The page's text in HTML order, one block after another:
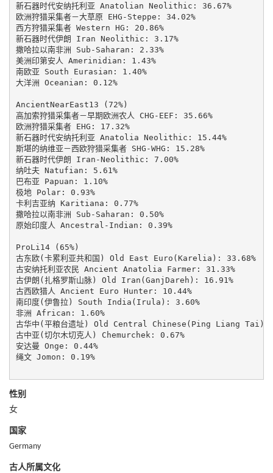
新石器时代安纳托利亚 Anatolian Neolithic: 36.67%
欧洲狩猎采集者－大草原 EHG-Steppe: 34.02%
西方狩猎采集者 Western HG: 20.86%
新石器时代伊朗 Iran Neolithic: 3.17%
撒哈拉以南非洲 Sub-Saharan: 2.33%
美洲印第安人 Amerinidian: 1.43%
南欧亚 South Eurasian: 1.40%
大洋洲 Oceanian: 0.12%
AncientNearEast13 (72%)
高加索狩猎采集者－早期欧洲农人 CHG-EEF: 35.66%
欧洲狩猎采集者 EHG: 17.32%
新石器时代安纳托利亚 Anatolia Neolithic: 15.44%
斯堪的纳维亚－西欧狩猎采集者 SHG-WHG: 15.28%
新石器时代伊朗 Iran-Neolithic: 7.00%
纳吐夫 Natufian: 5.61%
巴布亚 Papuan: 1.10%
极地 Polar: 0.93%
卡利吉亚纳 Karitiana: 0.77%
撒哈拉以南非洲 Sub-Saharan: 0.50%
原始印度人 Ancestral-Indian: 0.39%
ProLi14 (65%)
古东欧(卡累利亚共和国) Old East Euro(Karelia): 33.68%
古安纳托利亚农民 Ancient Anatolia Farmer: 31.33%
古伊朗(扎格罗斯山脉) Old Iran(GanjDareh): 16.91%
古西欧猎人 Ancient Euro Hunter: 10.44%
南印度(伊鲁拉) South India(Irula): 3.60%
非洲 African: 1.60%
古华中(平粮台遗址) Old Central Chinese(Ping Liang Tai):
古中亚(切尔木切克人) Chemurchek: 0.67%
安达曼 Onge: 0.44%
绳文 Jomon: 0.19%
性别
女
国家
Germany
古人所属文化